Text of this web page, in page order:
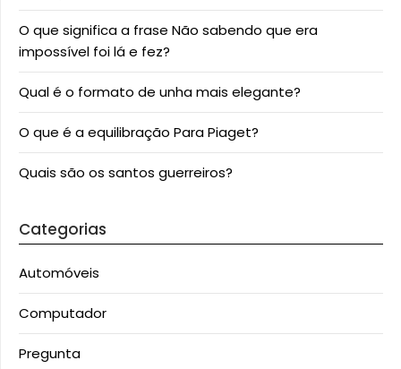
O que significa a frase Não sabendo que era
impossível foi lá e fez?
Qual é o formato de unha mais elegante?
O que é a equilibração Para Piaget?
Quais são os santos guerreiros?
Categorias
Automóveis
Computador
Pregunta